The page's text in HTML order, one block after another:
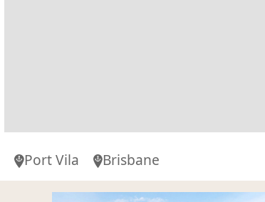
Port Vila Brisbane